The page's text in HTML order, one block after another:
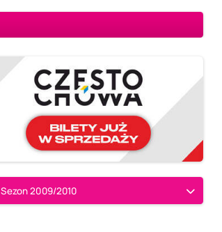
Sezon 2009/2010